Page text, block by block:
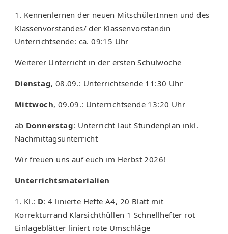
1. Kennenlernen der neuen MitschülerInnen und des
Klassenvorstandes/ der Klassenvorständin
Unterrichtsende: ca. 09:15 Uhr
Weiterer Unterricht in der ersten Schulwoche
Dienstag, 08.09.: Unterrichtsende 11:30 Uhr
Mittwoch, 09.09.: Unterrichtsende 13:20 Uhr
ab Donnerstag: Unterricht laut Stundenplan inkl.
Nachmittagsunterricht
Wir freuen uns auf euch im Herbst 2026!
Unterrichtsmaterialien
1. Kl.: D: 4 linierte Hefte A4, 20 Blatt mit
Korrekturrand Klarsichthüllen 1 Schnellhefter rot
Einlageblätter liniert rote Umschläge